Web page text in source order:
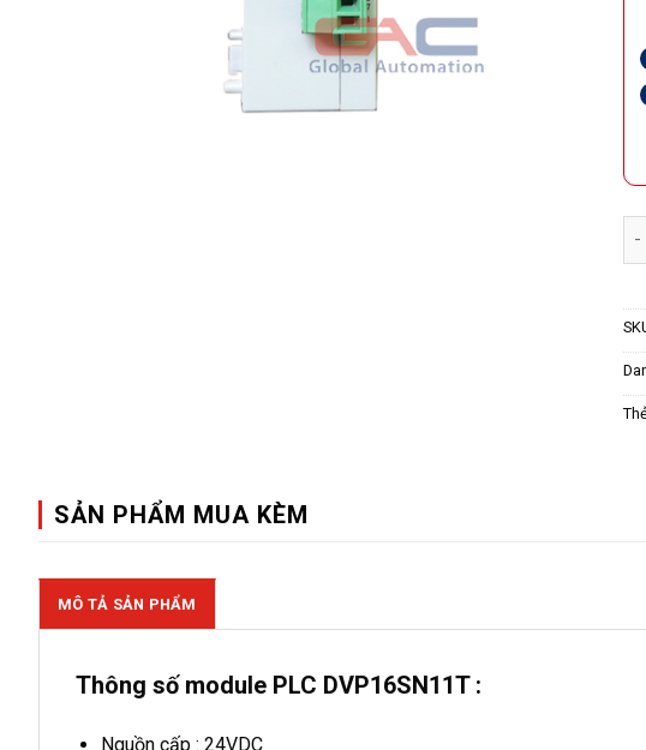
SẢN PHẨM MUA KÈM
MÔ TẢ SẢN PHẨM
Thông số module PLC DVP16SN11T :
Nguồn cấp : 24VDC